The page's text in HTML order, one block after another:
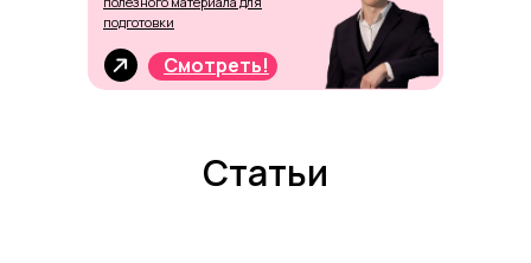
подготовки
Смотреть!
Статьи